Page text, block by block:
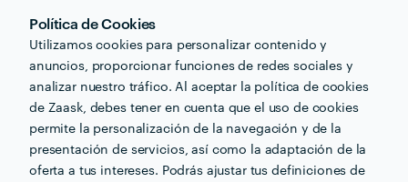
Política de Cookies
Utilizamos cookies para personalizar contenido y
anuncios, proporcionar funciones de redes sociales y
analizar nuestro tráfico. Al aceptar la política de cookies
de Zaask, debes tener en cuenta que el uso de cookies
permite la personalización de la navegación y de la
presentación de servicios, así como la adaptación de la
oferta a tus intereses. Podrás ajustar tus definiciones de
viviendas/apartamentos
para tu próximo proyecto?
Ahora que tienes una idea de los precios, ¡vamos a
encontrar profesionales cerca de ti!